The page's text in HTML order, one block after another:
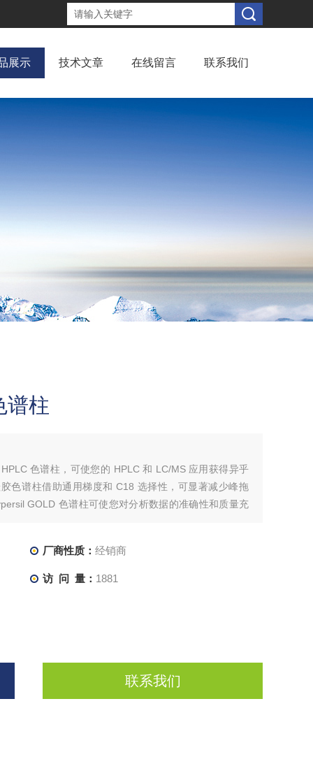
展示 技术文章 在线留言 联系我们
谱柱
色谱柱，可使您的 HPLC 和 LC/MS 应用获得异乎
色谱柱借助通用梯度和 C18 选择性，可显著减少峰拖
GOLD 色谱柱可使您对分析数据的准确性和质量充
厂商性质： 经销商
访 问 量： 1881
联系我们